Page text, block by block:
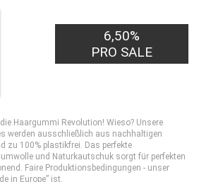
6,50%
PRO SALE
Haargummi Revolution! Wieso? Unsere
werden ausschließlich aus nachhaltigen
zu 100% plastikfrei. Das perfekte
und Naturkautschuk sorgt für perfekten
Faire Produktionsbedingungen - unser
in Europe” ist.